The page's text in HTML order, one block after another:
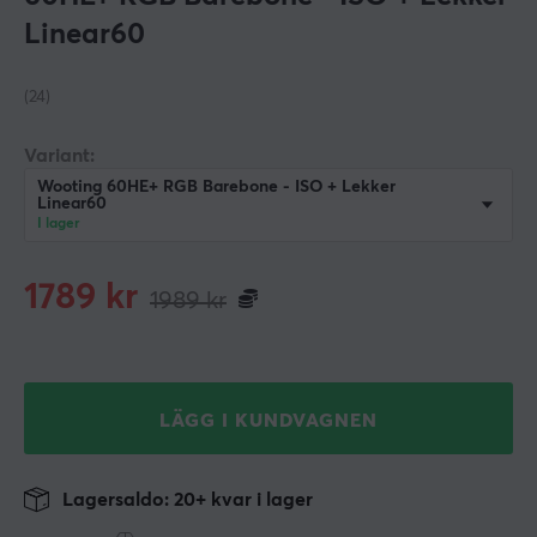
Linear60
(24)
Variant:
Wooting 60HE+ RGB Barebone - ISO + Lekker
Linear60
I lager
1989kr
1789 kr
LÄGG I KUNDVAGNEN
Lagersaldo: 20+ kvar i lager